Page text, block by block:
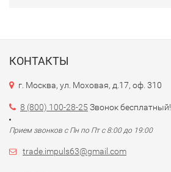
КОНТАКТЫ
г. Москва, ул. Моховая, д.17, оф. 310
8 (800) 100-28-25 Звонок бесплатный!
Прием звонков с Пн по Пт с 8:00 до 19:00
trade.impuls63@gmail.com